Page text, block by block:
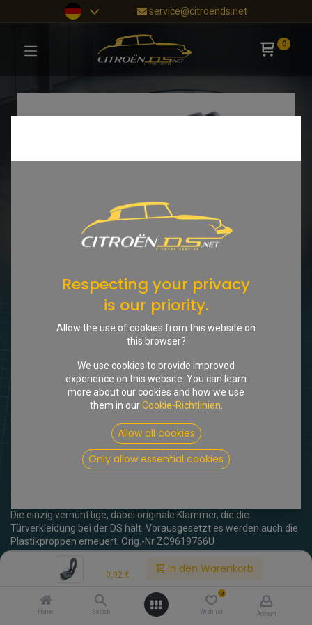
0,92 € In den Warenkorb
Home Search
0
Wishlist Account
service@citroends.net
0
[717734] Klammer
Türverkleidung, per Stück
Die einzig vernünftige, dabei originale Klammer, die die
Türverkleidung bei der DS hält. Vorausgesetzt es werden auch die
Plastikproppen erneuert. Orig.-Nr ZC9619766U
inkl. MwSt.
Respecting your privacy
is our priority.
Allow the use of cookies from this website on
this browser?
We use cookies to provide improved
experience on this website. You can learn
more about our cookies and how we use
them in ourCookie-Richtlinien
Allow all cookies
Only allow essential cookies